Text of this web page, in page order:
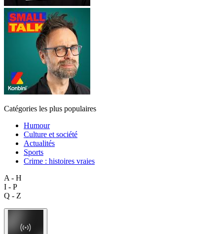
Catégories les plus populaires
Humour
Culture et société
Actualités
Sports
Crime : histoires vraies
A - H
I - P
Q - Z